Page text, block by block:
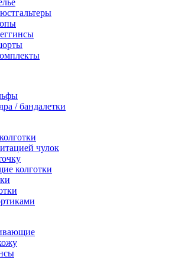
/ бандалетки
чулок
колготки